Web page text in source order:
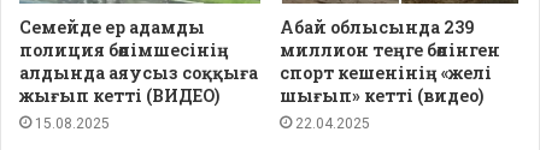
Семейде ер адамды
полиция бөлімшесінің
алдында аяусыз соққыға
жығып кетті (ВИДЕО)
15.08.2025
Абай облысында 239
миллион теңге бөлінген
спорт кешенінің «желі
шығып» кетті (видео)
22.04.2025